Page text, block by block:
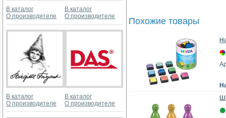
В каталог
О производителе
В каталог
О производителе
В каталог
О производителе
В каталог
О производителе
Похожие товары